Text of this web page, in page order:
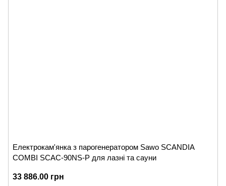
Електрокам'янка з парогенератором Sawo SCANDIA
COMBI SCAC-90NS-P для лазні та сауни
33 886.00 грн